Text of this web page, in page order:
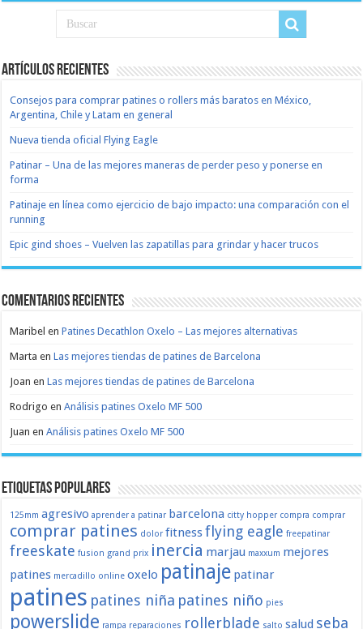
Artículos recientes
Consejos para comprar patines o rollers más baratos en México,
Argentina, Chile y Latam en general
Nueva tienda oficial Flying Eagle
Patinar – Una de las mejores maneras de perder peso y ponerse en
forma
Patinaje en línea como ejercicio de bajo impacto: una comparación con el
running
Epic gind shoes – Vuelven las zapatillas para grindar y hacer trucos
Comentarios recientes
Maribel enPatines Decathlon Oxelo – Las mejores alternativas
Marta enLas mejores tiendas de patines de Barcelona
Joan enLas mejores tiendas de patines de Barcelona
Rodrigo enAnálisis patines Oxelo MF 500
Juan enAnálisis patines Oxelo MF 500
Etiquetas populares
125mm agresivo aprender a patinar barcelona citty hopper compra comprar
comprar patines dolor fitnessflying eagle freepatinar
freeskate fusion grand prix inercia marjau maxxum mejores
patines mercadillo online oxelo patinaje patinar
patines patines niña patines niño pies
powerslide rampa reparaciones rollerblade salto salud seba